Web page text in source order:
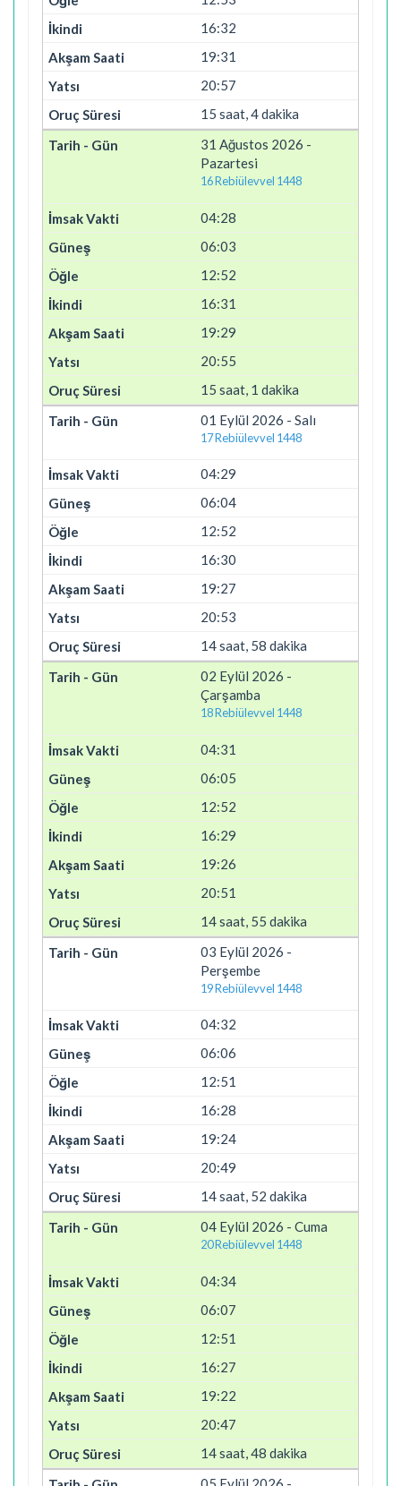
16:32
19:31
20:57
15 saat, 4 dakika
31 Ağustos 2026 -
Pazartesi
16 Rebiülevvel 1448
04:28
06:03
12:52
16:31
19:29
20:55
15 saat, 1 dakika
01 Eylül 2026 - Salı
17 Rebiülevvel 1448
04:29
06:04
12:52
16:30
19:27
20:53
14 saat, 58 dakika
02 Eylül 2026 -
Çarşamba
18 Rebiülevvel 1448
04:31
06:05
12:52
16:29
19:26
20:51
14 saat, 55 dakika
03 Eylül 2026 -
Perşembe
19 Rebiülevvel 1448
04:32
06:06
12:51
16:28
19:24
20:49
14 saat, 52 dakika
04 Eylül 2026 - Cuma
20 Rebiülevvel 1448
04:34
06:07
12:51
16:27
19:22
20:47
14 saat, 48 dakika